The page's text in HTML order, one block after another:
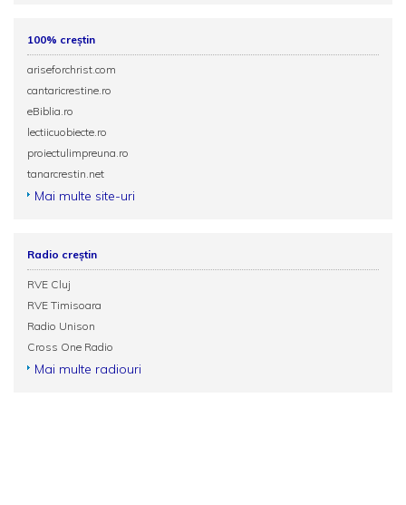
100% creștin
ariseforchrist.com
cantaricrestine.ro
eBiblia.ro
lectiicuobiecte.ro
proiectulimpreuna.ro
tanarcrestin.net
Mai multe site-uri
Radio creștin
RVE Cluj
RVE Timisoara
Radio Unison
Cross One Radio
Mai multe radiouri